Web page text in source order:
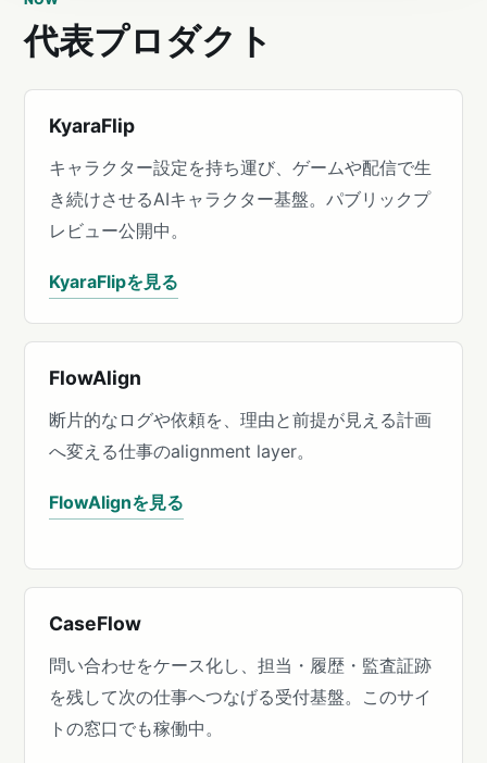
代表プロダクト
KyaraFlip
キャラクター設定を持ち運び、ゲームや配信で生
き続けさせるAIキャラクター基盤。パブリックプ
レビュー公開中。
KyaraFlipを見る
FlowAlign
断片的なログや依頼を、理由と前提が見える計画
へ変える仕事のalignment layer。
FlowAlignを見る
CaseFlow
問い合わせをケース化し、担当・履歴・監査証跡
を残して次の仕事へつなげる受付基盤。このサイ
トの窓口でも稼働中。